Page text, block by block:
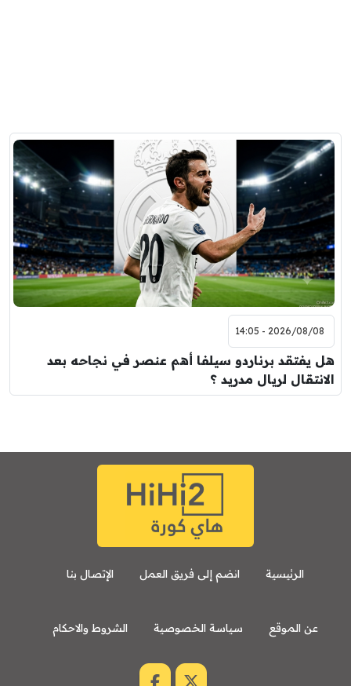
2026/08/08 - 14:05
هل يفتقد برناردو سيلفا أهم عنصر في نجاحه بعد
الانتقال لريال مدريد ؟
الرئيسية انضم إلى فريق العمل الإتصال بنا
عن الموقع سياسة الخصوصية الشروط والاحكام